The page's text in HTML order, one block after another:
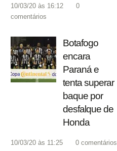
10/03/20 às 16:12
0
comentários
Botafogo
encara
Paraná e
tenta superar
baque por
desfalque de
Honda
10/03/20 às 11:25 0 comentários